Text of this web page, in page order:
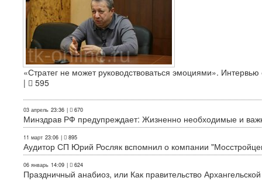
«Стратег не может руководствоваться эмоциями».
|
595
03 апрель 23:36 | 670
Минздрав РФ предупреждает: Жизненно необходимые и
11 март 23:06 | 895
Аудитор СП Юрий Росляк вспомнил о компании
06 январь 14:09 | 624
Праздничный анабиоз, или Как правительство